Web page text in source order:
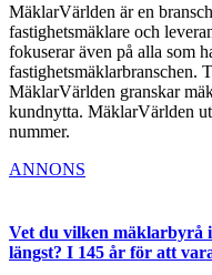
MäklarVärlden är en
fastighetsmäklare och
fokuserar även på alla som
fastighetsmäklarbranschen.
MäklarVärlden granskar
kundnytta. MäklarVärlden
nummer.
ANNONS
Vet du vilken mäklarbyrå
längst? I 145 år för att